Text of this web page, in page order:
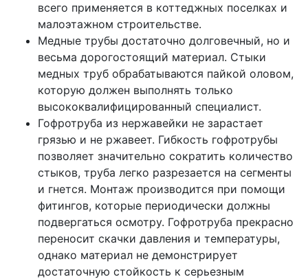
всего применяется в коттеджных поселках и
малоэтажном строительстве.
Медные трубы достаточно долговечный, но и
весьма дорогостоящий материал. Стыки
медных труб обрабатываются пайкой оловом,
которую должен выполнять только
высококвалифицированный специалист.
Гофротруба из нержавейки не зарастает
грязью и не ржавеет. Гибкость гофротрубы
позволяет значительно сократить количество
стыков, труба легко разрезается на сегменты
и гнется. Монтаж производится при помощи
фитингов, которые периодически должны
подвергаться осмотру. Гофротруба прекрасно
переносит скачки давления и температуры,
однако материал не демонстрирует
достаточную стойкость к серьезным